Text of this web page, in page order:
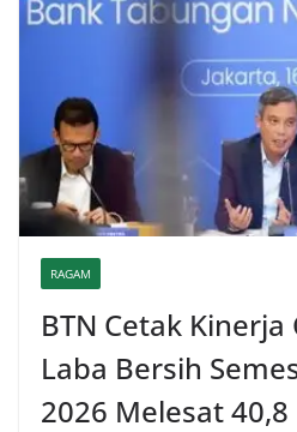
RAGAM
BTN Cetak
Laba Bersih
2026 Melesat